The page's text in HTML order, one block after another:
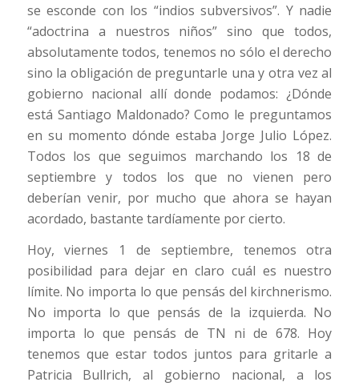
se esconde con los “indios subversivos”. Y nadie
“adoctrina a nuestros niños” sino que todos,
absolutamente todos, tenemos no sólo el derecho
sino la obligación de preguntarle una y otra vez al
gobierno nacional allí donde podamos: ¿Dónde
está Santiago Maldonado? Como le preguntamos
en su momento dónde estaba Jorge Julio López.
Todos los que seguimos marchando los 18 de
septiembre y todos los que no vienen pero
deberían venir, por mucho que ahora se hayan
acordado, bastante tardíamente por cierto.
Hoy, viernes 1 de septiembre, tenemos otra
posibilidad para dejar en claro cuál es nuestro
límite. No importa lo que pensás del kirchnerismo.
No importa lo que pensás de la izquierda. No
importa lo que pensás de TN ni de 678. Hoy
tenemos que estar todos juntos para gritarle a
Patricia Bullrich, al gobierno nacional, a los